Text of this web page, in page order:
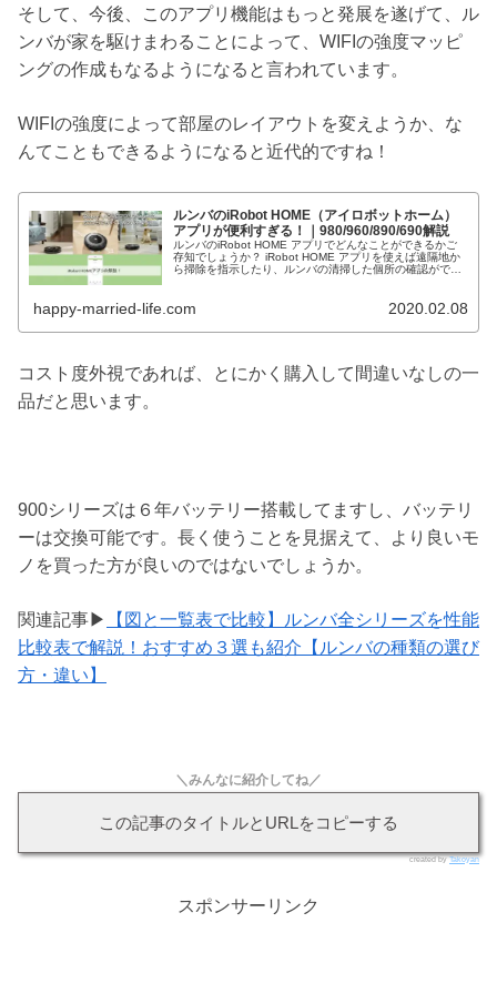
そして、今後、このアプリ機能はもっと発展を遂げて、ル
ンバが家を駆けまわることによって、WIFIの強度マッピ
ングの作成もなるようになると言われています。
WIFIの強度によって部屋のレイアウトを変えようか、な
んてこともできるようになると近代的ですね！
ルンバのiRobot HOME（アイロボットホーム）
アプリが便利すぎる！｜980/960/890/690解説
ルンバのiRobot HOME アプリでどんなことができるかご
存知でしょうか？ iRobot HOME アプリを使えば遠隔地か
ら掃除を指示したり、ルンバの清掃した個所の確認ができ
happy-married-life.com 2020.02.08
コスト度外視であれば、とにかく購入して間違いなしの一
品だと思います。
900シリーズは６年バッテリー搭載してますし、バッテリ
ーは交換可能です。長く使うことを見据えて、より良いモ
ノを買った方が良いのではないでしょうか。
関連記事▶
【図と一覧表で比較】ルンバ全シリーズを性能
比較表で解説！おすすめ３選も紹介【ルンバの種類の選び
方・違い】
＼みんなに紹介してね／
この記事のタイトルとURLをコピーする
created byTakoyan
スポンサーリンク